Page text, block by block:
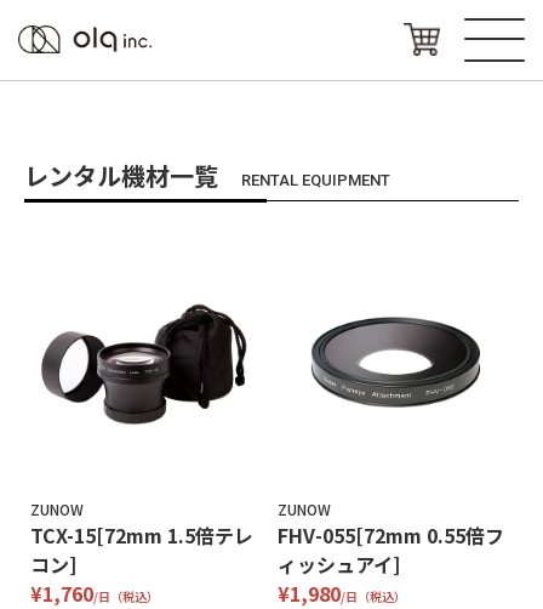
レンタル機材一覧 RENTAL EQUIPMENT
ZUNOW
TCX-15[72mm 1.5倍テレ
コン]
¥1,760/日（税込）
ZUNOW
FHV-055[72mm 0.55倍フ
ィッシュアイ]
¥1,980/日（税込）